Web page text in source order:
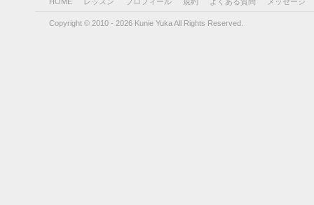
Copyright © 2010 - 2026 Kunie Yuka All Rights Reserved.